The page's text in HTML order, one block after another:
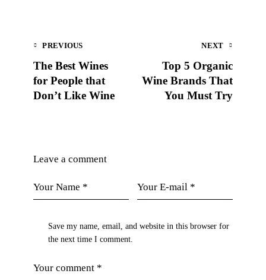
PREVIOUS
The Best Wines
for People that
Don’t Like Wine
NEXT
Top 5 Organic
Wine Brands That
You Must Try
Leave a comment
Save my name, email, and website in this browser for
the next time I comment.